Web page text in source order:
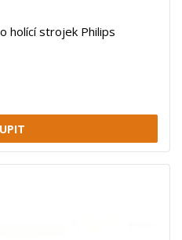
holící strojek Philips